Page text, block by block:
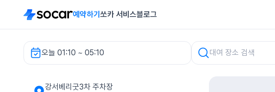
예약하기 쏘카 서비스블로그
오늘 01:10 ~ 05:10
강서베리굿3차 주차장 렌터카
강서베리굿3차 주차장